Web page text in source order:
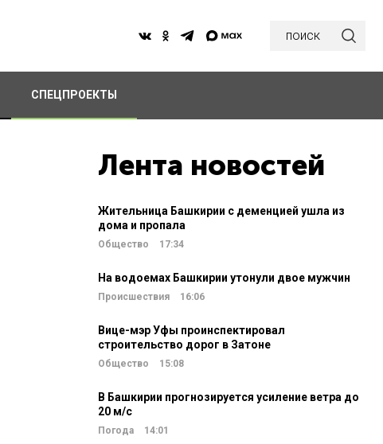
поиск
СПЕЦПРОЕКТЫ
Лента новостей
Жительница Башкирии с деменцией ушла из
дома и пропала
Общество 17:34
На водоемах Башкирии утонули двое мужчин
Происшествия 16:06
Вице-мэр Уфы проинспектировал
строительство дорог в Затоне
Общество 15:08
В Башкирии прогнозируется усиление ветра до
20 м/c
Погода 14:01